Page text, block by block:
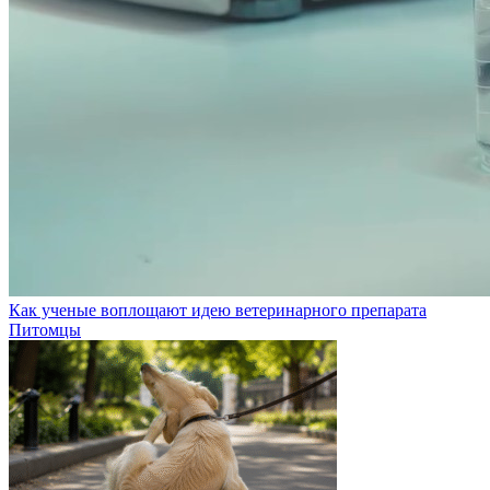
Как ученые воплощают идею ветеринарного препарата
Питомцы